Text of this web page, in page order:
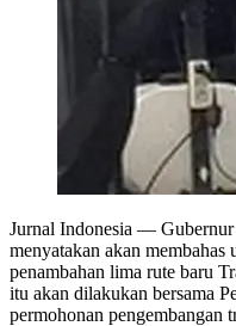
Jurnal Indonesia — Gubernur
menyatakan akan
penambahan lima rute baru
itu akan dilakukan bersama
permohonan pengembangan